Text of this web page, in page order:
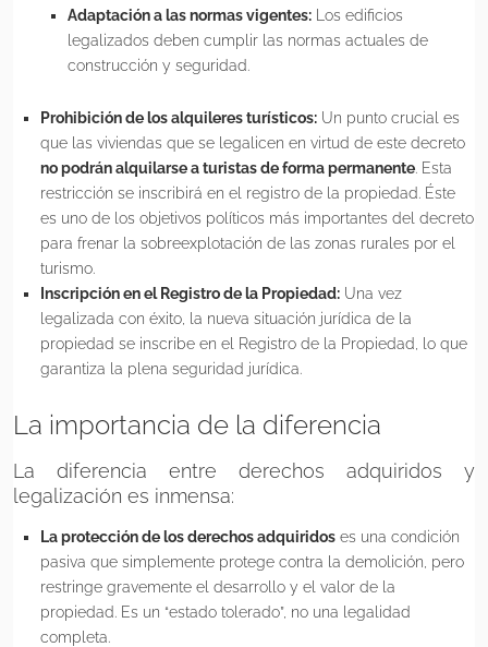
Adaptación a las normas vigentes: Los edificios
legalizados deben cumplir las normas actuales de
construcción y seguridad.
Prohibición de los alquileres turísticos: Un punto crucial es
que las viviendas que se legalicen en virtud de este decreto
no podrán alquilarse a turistas de forma permanente . Esta
restricción se inscribirá en el registro de la propiedad. Éste
es uno de los objetivos políticos más importantes del decreto
para frenar la sobreexplotación de las zonas rurales por el
turismo.
Inscripción en el Registro de la Propiedad: Una vez
legalizada con éxito, la nueva situación jurídica de la
propiedad se inscribe en el Registro de la Propiedad, lo que
garantiza la plena seguridad jurídica.
La importancia de la diferencia
La diferencia entre derechos adquiridos y
legalización es inmensa:
La protección de los derechos adquiridos es una condición
pasiva que simplemente protege contra la demolición, pero
restringe gravemente el desarrollo y el valor de la
propiedad. Es un “estado tolerado”, no una legalidad
completa.